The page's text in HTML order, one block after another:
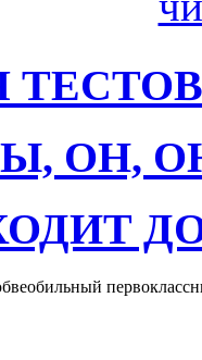
ТЕСТОВ
ОН,